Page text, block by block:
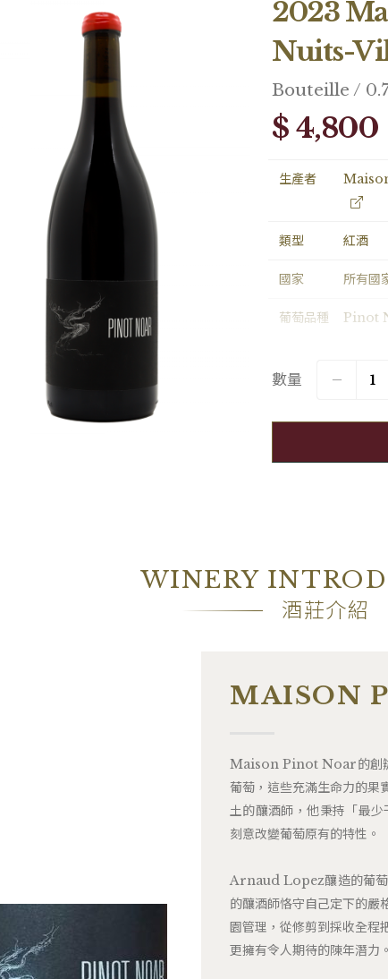
2023
Nuits-
Bouteille /
$ 4,800
生產者
類型 紅酒
國家 所有國
葡萄品種 Pinot
數量
WINERY
酒莊介紹
MAISON
Maison Pinot Noar的創
葡萄，這些充滿生命力的果
土的釀酒師，他秉持「最
刻意改變葡萄原有的特性。
Arnaud Lopez釀造的葡萄
的釀酒師恪守自己定下的嚴
園管理，從修剪到採收全程
更擁有令人期待的陳年潛力。